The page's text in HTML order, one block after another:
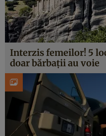
Interzis femeilor! 5
doar bărbații au voie